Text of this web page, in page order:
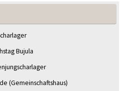
Bujula
(Gemeinschaftshaus)